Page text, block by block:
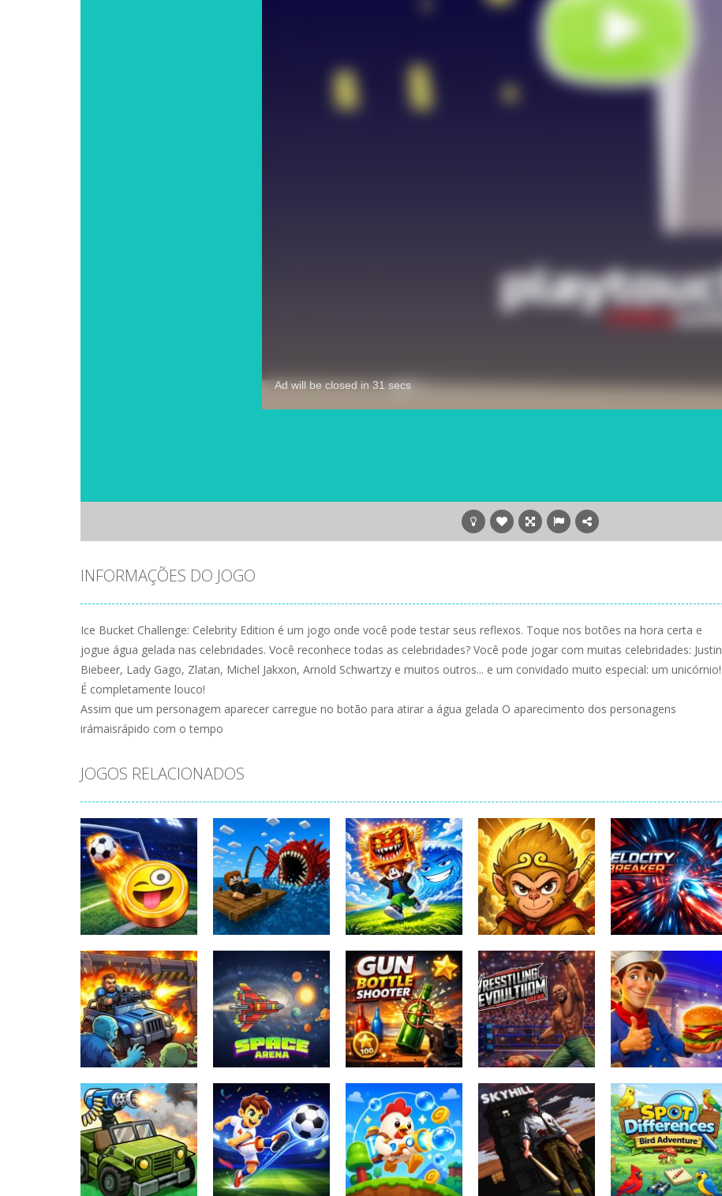
INFORMAÇÕES DO JOGO
Ice Bucket Challenge: Celebrity Edition é um jogo onde você pode testar seus reflexos. Toque nos botões na hora certa e
jogue água gelada nas celebridades. Você reconhece todas as celebridades? Você pode jogar com muitas celebridades: Justin
Biebeer, Lady Gago, Zlatan, Michel Jakxon, Arnold Schwartzy e muitos outros... e um convidado muito especial: um unicórnio!
É completamente louco!
Assim que um personagem aparecer carregue no botão para atirar a água gelada O aparecimento dos personagens
irámaisrápido com o tempo
JOGOS RELACIONADOS
TIny Football Cup
2026
147
Fishing: Catch
the Secret
Brainrot
180
Obby Escape
from Tsunami
Brainrot
157
Meme
Myth:Wukong
134
Velocity Breaker
164
Zombie Defense:
Last Stand
133
Space Arena
160
Bottle Storm:
Elite Beach
160
Wrestling
Revolution Arena
139
Burger Here
143